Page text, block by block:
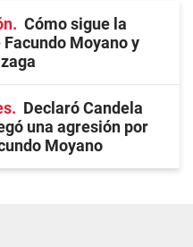
Cómo sigue la
Moyano y
Declaró Candela
una agresión por
Moyano